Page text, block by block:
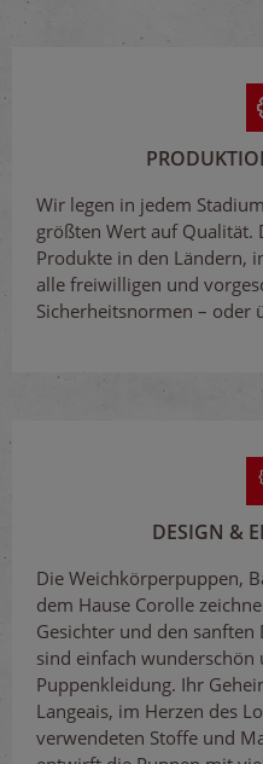
Wir legen in jedem
größten Wert auf Qualität.
Produkte in den Ländern,
alle freiwilligen und
Sicherheitsnormen – oder
DESIGN &
Die Weichkörperpuppen,
dem Hause Corolle
Gesichter und den sanften
sind einfach wunderschön
Puppenkleidung. Ihr
Langeais, im Herzen des
verwendeten Stoffe und